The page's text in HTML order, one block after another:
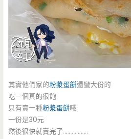
其實他們家的粉漿蛋餅還蠻大份的
吃一個真的很飽
只有賣一種粉漿蛋餅哦
一份是30元
然後很快就賣完了……………..